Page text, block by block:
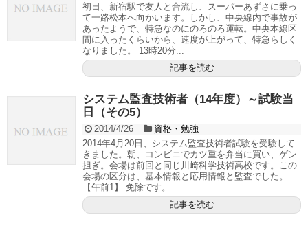
初日、新宿駅で友人と合流し、スーパーあずさに乗っ
て一路松本へ向かいます。しかし、中央線内で事故が
あったようで、特急なのにのろのろ運転。中央本線区
間に入ったくらいから、速度が上がって、特急らしく
なりました。 13時20分...
記事を読む
システム監査技術者（14年度）～試験当
日（その5）
2014/4/26
資格・勉強
2014年4月20日、システム監査技術者試験を受験して
きました。朝、コンビニでカツ重を弁当に買い、ゲン
担ぎ。会場は前回と同じ川崎科学技術高校です。この
会場の区分は、基本情報と応用情報と監査でした。
【午前1】 免除です。 ...
記事を読む